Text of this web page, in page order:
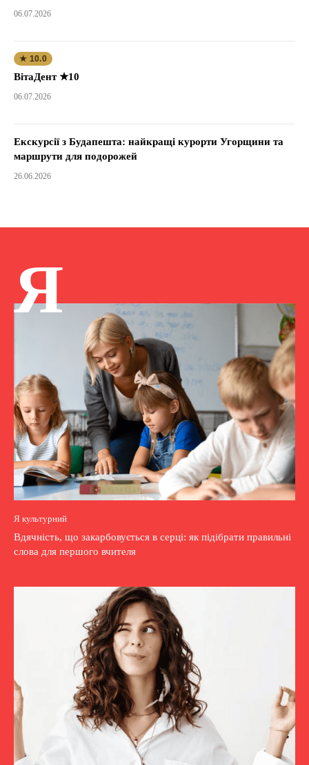
06.07.2026
★ 10.0
ВітаДент ★10
06.07.2026
Екскурсії з Будапешта: найкращі курорти Угорщини та
маршрути для подорожей
26.06.2026
Я
Я культурний
Вдячність, що закарбовується в серці: як підібрати правильні
слова для першого вчителя